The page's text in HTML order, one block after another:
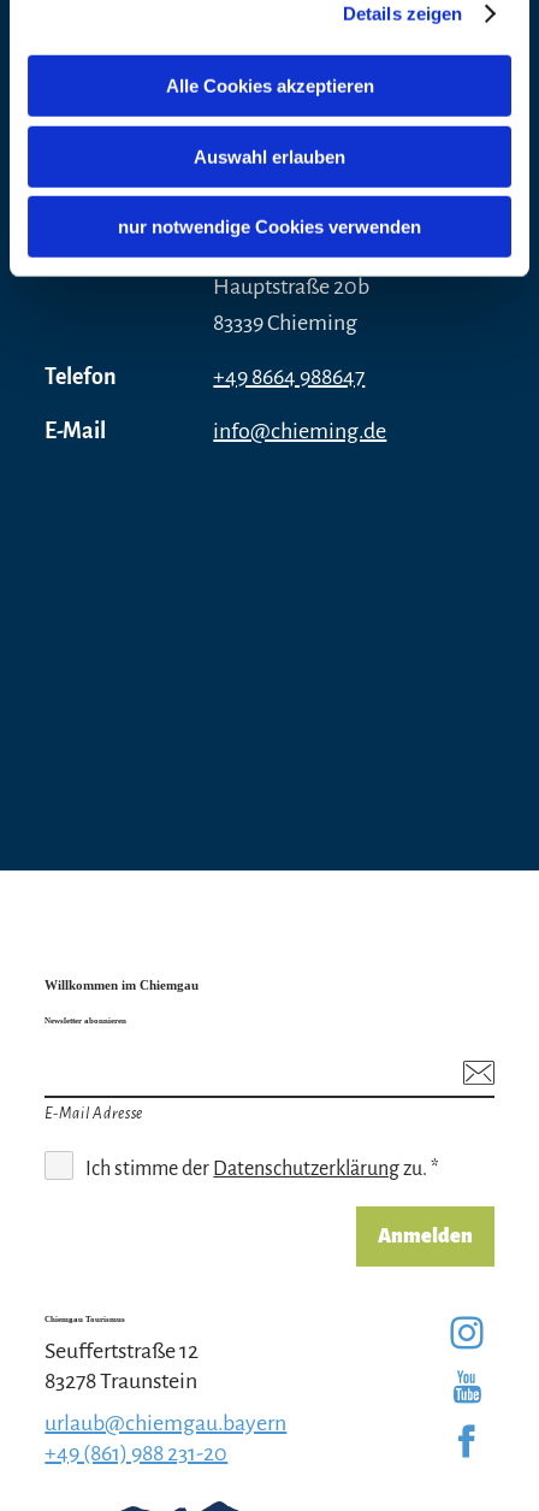
Details zeigen
Alle Cookies akzeptieren
Auswahl erlauben
nur notwendige Cookies verwenden
Chiemseering 1
83339 Chieming
+49 8664 988647
Tourist Information Chieming
mit Claudia Lorenz-Berthold
Hauptstraße 20b
83339 Chieming
Telefon +49 8664 988647
E-Mail info@chieming.de
Willkommen im Chiemgau
Newsletter abonnieren
E-Mail Adresse
Ich stimme der Datenschutzerklärungzu. *
Anmelden
Chiemgau Tourismus
Seuffertstraße 12
83278 Traunstein
urlaub@chiemgau.bayern
+49 (861) 988 231-20